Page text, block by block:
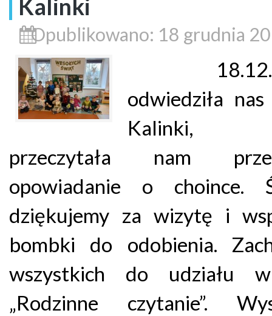
Kalinki
Opublikowano: 18 grudnia
odwiedziła
Kalinki,
przeczytała nam
opowiadanie o choince.
dziękujemy za wizytę i
bombki do odobienia.
wszystkich do udziału
„Rodzinne czytanie”.